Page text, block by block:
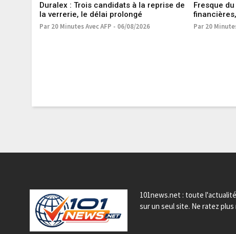
Duralex : Trois candidats à la reprise de
la verrerie, le délai prolongé
Par 20 Minutes Avec AFP - 06/08/2026
Fresque
en
Par 20
101news.net : toute
sur un seul site. Ne ratez plus